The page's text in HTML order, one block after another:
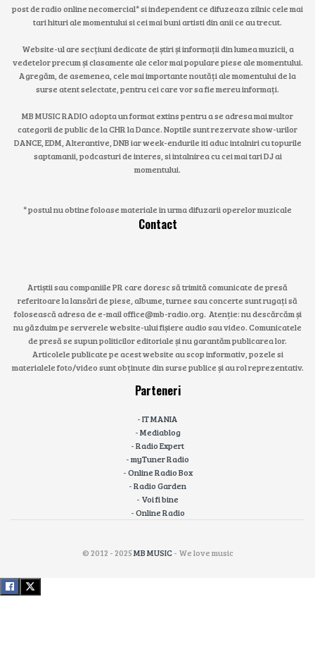
post de radio online necomercial* si independent ce difuzeaza zilnic cele mai
tari hituri ale momentului si cei mai buni artisti din anii ce au trecut.
Website-ul are secțiuni dedicate de știri și informații din lumea muzicii, a
vedetelor precum și clasamente ale celor mai populare piese ale momentului.
Agregăm, de asemenea, cele mai importante noutăți ale momentului de la
surse atent selectate, pentru cei care vor sa fie mereu informați.
MB MUSIC RADIO adopta un format extins pentru a se adresa mai multor
categorii de public de la CHR la Dance. Noptile sunt rezervate show-urilor
DANCE, EDM, Alterantive, DNB iar week-endurile iti aduc intalniri cu topurile
saptamanii, podcasturi de interes, si intalnirea cu cei mai tari DJ ai
momentului.
* postul nu obtine foloase materiale in urma difuzarii operelor muzicale
Contact
Artiștii sau companiile PR care doresc să trimită comunicate de presă
referitoare la lansări de piese, albume, turnee sau concerte sunt rugați să
folosească adresa de e-mail office@mb-radio.org. Atenție: nu descărcăm și
nu găzduim pe serverele website-ului fișiere audio sau video. Comunicatele
de presă se supun politicilor editoriale și nu garantăm publicarea lor.
Articolele publicate pe acest website au scop informativ, pozele si
materialele foto/video sunt obținute din surse publice și au rol reprezentativ.
Parteneri
-IT MANIA
-Mediablog
-Radio Expert
-myTuner Radio
-Online Radio Box
-Radio Garden
- Voi fi bine
-Online Radio
© 2012 - 2025MB MUSIC - We love music